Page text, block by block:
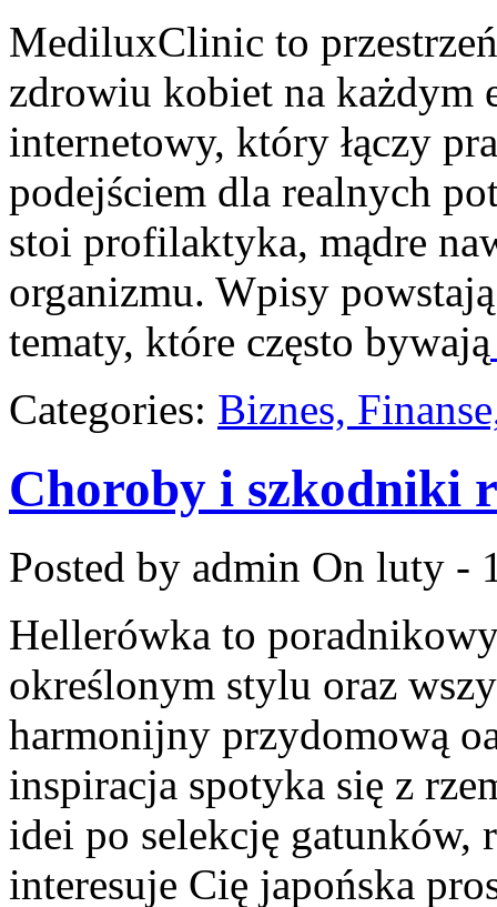
MediluxClinic to
zdrowiu kobiet na każdym
internetowy, który łączy
podejściem dla realnych
stoi profilaktyka, mądre
organizmu. Wpisy
tematy, które często bywają
Categories: Biznes,
Choroby i szkodniki
Posted by admin On luty -
Hellerówka to
określonym stylu oraz
harmonijny przydomową
inspiracja spotyka się z
idei po selekcję gatunków,
interesuje Cię japońska